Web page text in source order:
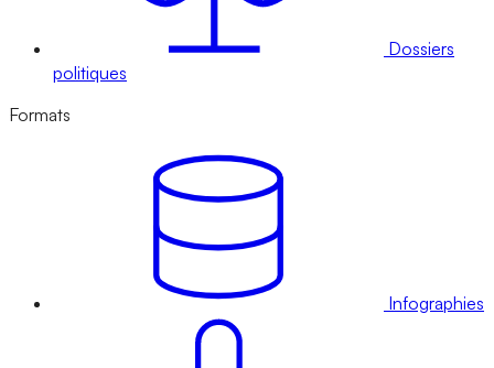
Dossiers
politiques
Formats
Infographies